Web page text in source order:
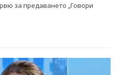
за предаването „Говори